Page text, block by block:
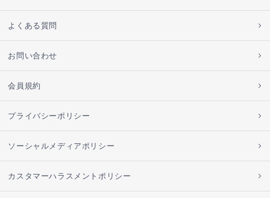
よくある質問
お問い合わせ
会員規約
プライバシーポリシー
ソーシャルメディアポリシー
カスタマーハラスメントポリシー